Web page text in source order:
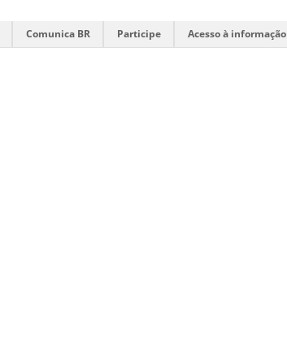
Comunica BR Participe Acesso à informação